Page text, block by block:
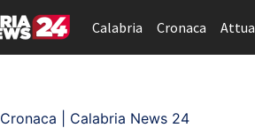
Calabria Cronaca
Cronaca | Calabria News 24